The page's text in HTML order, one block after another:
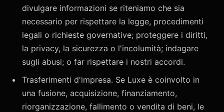
divulgare informazioni se riteniamo che sia
necessario per rispettare la legge, procedimenti
legali o richieste governative; proteggere i diritti,
la privacy, la sicurezza o l'incolumità; indagare
sugli abusi; o far rispettare i nostri accordi.
Trasferimenti d'impresa. Se Luxe è coinvolto in
una fusione, acquisizione, finanziamento,
riorganizzazione, fallimento o vendita di beni, le